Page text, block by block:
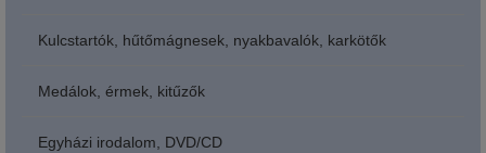
Kulcstartók, hűtőmágnesek, nyakbavalók, karkötők
Medálok, érmek, kitűzők
Egyházi irodalom, DVD/CD